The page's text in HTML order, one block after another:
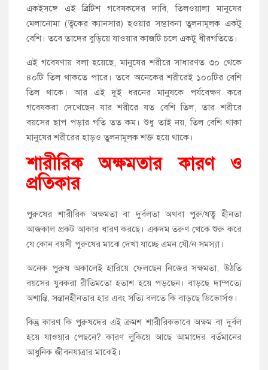
একইসঙ্গে এই ব্রিটিশ গবেষকদের দাবি, তিলওয়ালা মানুষের
মেলানোমা (ত্বকের ক্যানসার) হওয়ার সম্ভাবনা তুলনামূলক একটু
বেশি। তবে তাদের বুড়িয়ে যাওয়ার কাজটি চলে একটু ধীরগতিতে।
এই গবেষণায় বলা হয়েছে, মানুষের শরীরে সাধারণত ৩০ থেকে
৪০টি তিল থাকতে পারে। তবে অনেকের শরীরেই ১০০টির বেশি
তিল থাকে। আর এই দুই ধরনের মানুষকে পর্যবেক্ষণ করে
গবেষকরা দেখেছেন যার শরীরে যত বেশি তিল, তার শরীরে
বয়সের ছাপ পড়ার গতি তত কম। শুধু তাই নয়, তিল বেশি থাকা
মানুষের শরীরের হাড়ও তুলনামূলক শক্ত হয়ে থাকে।
শারীরিক অক্ষমতার কারণ ও
প্রতিকার
পুরুষের শারীরিক অক্ষমতা বা দুর্বলতা অথবা পুরু/ষত্ব হীনতা
আজকাল প্রকট আকার ধারণ করছে। একদম তরুণ থেকে শুরু করে
যে কোন বয়সী পুরুষের মাঝে দেখা যাচ্ছে এমন যৌ/ন সমস্যা।
অনেক পুরুষ অকালেই হারিয়ে ফেলছেন নিজের সক্ষমতা, উঠতি
বয়সের যুবকরা রীতিমতো হতাশ হয়ে পড়ছেন। বাড়ছে দাম্পত্যে
অশান্তি, সন্তানহীনতার হার এবং সত্যি বলতে কি বাড়ছে ডিভোর্সও।
কিন্তু কারণ কি পুরুষদের এই ক্রমশ শারীরিকভাবে অক্ষম বা দুর্বল
হয়ে যাওয়ার পেছনে? কারণ লুকিয়ে আছে আমাদের বর্তমানের
আধুনিক জীবনযাত্রার মাঝেই।